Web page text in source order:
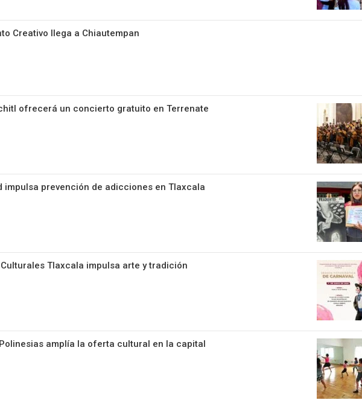
Creativo llega a Chiautempan
ofrecerá un concierto gratuito en Terrenate
impulsa prevención de adicciones en Tlaxcala
Tlaxcala impulsa arte y tradición
amplía la oferta cultural en la capital